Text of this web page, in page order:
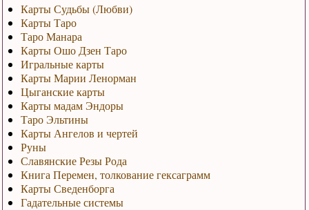
Карты Судьбы (Любви)
Карты Таро
Таро Манара
Карты Ошо Дзен Таро
Игральные карты
Карты Марии Ленорман
Цыганские карты
Карты мадам Эндоры
Таро Эльтины
Карты Ангелов и чертей
Руны
Славянские Резы Рода
Книга Перемен, толкование гексаграмм
Карты Сведенборга
Гадательные системы